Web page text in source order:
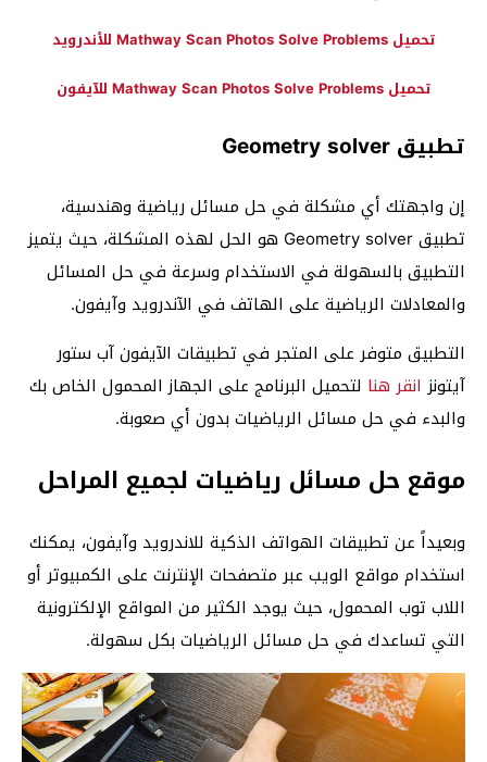
تحميل Mathway Scan Photos Solve Problems للأندرويد
تحميل Mathway Scan Photos Solve Problems للآيفون
تطبيق Geometry solver
إن واجهتك أي مشكلة في حل مسائل رياضية وهندسية،
تطبيق Geometry solver هو الحل لهذه المشكلة، حيث يتميز
التطبيق بالسهولة في الاستخدام وسرعة في حل المسائل
والمعادلات الرياضية على الهاتف في الآندرويد وآيفون.
التطبيق متوفر على المتجر في تطبيقات الآيفون آب ستور
آيتونز انقر هنا لتحميل البرنامج على الجهاز المحمول الخاص بك
والبدء في حل مسائل الرياضيات بدون أي صعوبة.
موقع حل مسائل رياضيات لجميع المراحل
وبعيداً عن تطبيقات الهواتف الذكية للاندرويد وآيفون، يمكنك
استخدام مواقع الويب عبر متصفحات الإنترنت على الكمبيوتر أو
اللاب توب المحمول، حيث يوجد الكثير من المواقع الإلكترونية
التي تساعدك في حل مسائل الرياضيات بكل سهولة.